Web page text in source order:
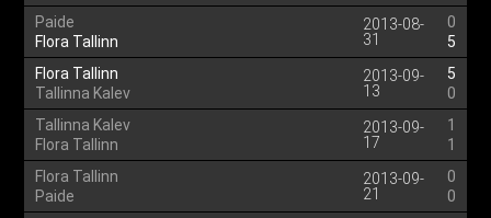
Paide
Flora Tallinn
2013-08-
31
0
5
Flora Tallinn
Tallinna Kalev
2013-09-
13
5
0
Tallinna Kalev
Flora Tallinn
2013-09-
17
1
1
Flora Tallinn
Paide
2013-09-
21
0
0